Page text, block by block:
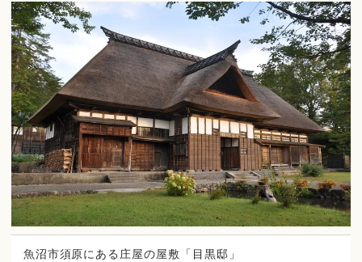
魚沼市須原にある庄屋の屋敷「目黒邸」